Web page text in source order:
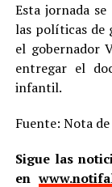
Esta jornada
las políticas de
el gobernador
entregar el
infantil.
Fuente: Nota
Sigue las
en